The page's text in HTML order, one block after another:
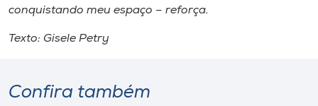
conquistando meu espaço – reforça.
Texto: Gisele Petry
Confira também